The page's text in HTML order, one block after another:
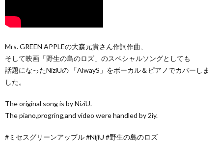
Mrs. GREEN APPLEの大森元貴さん作詞作曲、
そして映画「野生の島のロズ」のスペシャルソングとしても
話題になったNiziUの 「AlwayS」をボーカル＆ピアノでカバーしま
した。
The original song is by NiziU.
The piano,progring,and video were handled by 2iy.
#ミセスグリーンアップル #NijiU #野生の島のロズ